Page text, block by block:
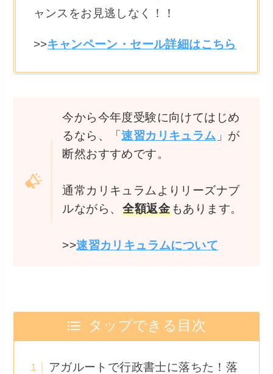
ャンスをお見逃しなく！！
>>キャンペーン・セール詳細はこちら
今から今年度受験に向けてはじめ
るなら、「速習カリキュラム 」が
断然おすすめです。
通常カリキュラムよりリーズナブ
ルながら、全額返金 もあります。
>>速習カリキュラムについて
タップできる目次
アガルートで行政書士に落ちた！落